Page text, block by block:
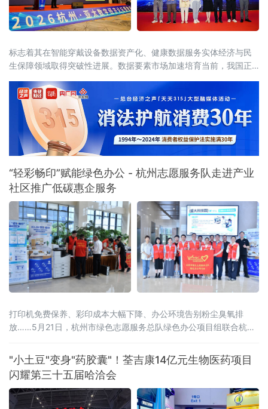
标志着其在智能穿戴设备数据资产化、健康数据服务实体经济与民
生保障领域取得突破性进展。数据要素市场加速培育当前，我国正
《关于构建更加完
“轻彩畅印”赋能绿色办公 - 杭州志愿服务队走进产业
社区推广低碳惠企服务
打印机免费保养、彩印成本大幅下降、办公环境告别粉尘臭氧排
放……5月21日，杭州市绿色志愿服务总队绿色办公项目组联合杭州
设备有限公司等机构，组织志愿者走进滨江区西兴产业社区，在盛
大科技园开展绿色办公主题惠企服务。由爱普生（中国）有限公司
与杭州神驰数码办公设备有限公司共同推进的“轻彩畅印”方案成为亮
点，该方案以独家冷
"小土豆"变身"药胶囊"！荃吉康14亿元生物医药项目
闪耀第三十五届哈洽会